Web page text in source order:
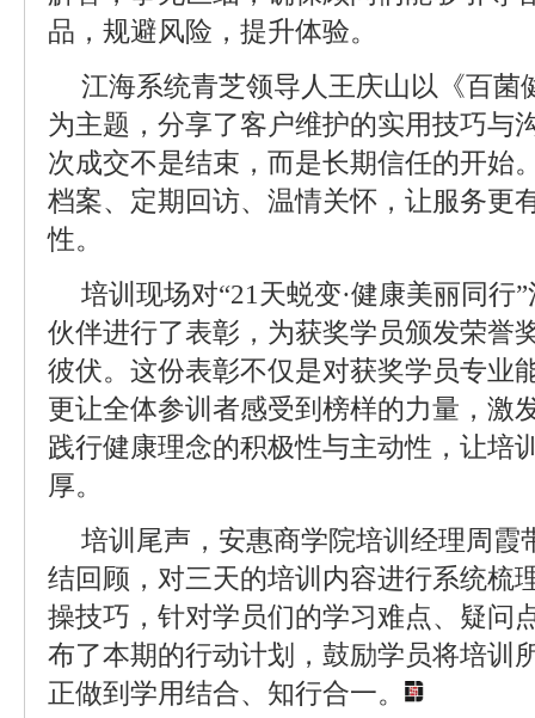
品，规避风险，提升体验。
江海系统青芝领导人王庆山以《百菌
为主题，分享了客户维护的实用技巧与
次成交不是结束，而是长期信任的开始
档案、定期回访、温情关怀，让服务更
性。
培训现场对“21天蜕变·健康美丽同行
伙伴进行了表彰，为获奖学员颁发荣誉
彼伏。这份表彰不仅是对获奖学员专业
更让全体参训者感受到榜样的力量，激
践行健康理念的积极性与主动性，让培
厚。
培训尾声，安惠商学院培训经理周霞
结回顾，对三天的培训内容进行系统梳
操技巧，针对学员们的学习难点、疑问
布了本期的行动计划，鼓励学员将培训
正做到学用结合、知行合一。